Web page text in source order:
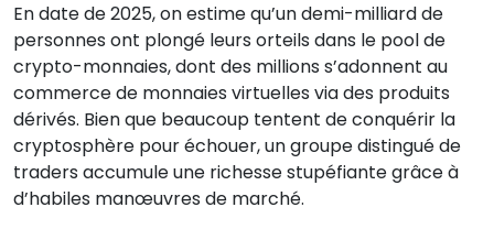
En date de 2025, on estime qu’un demi-milliard de
personnes ont plongé leurs orteils dans le pool de
crypto-monnaies, dont des millions s’adonnent au
commerce de monnaies virtuelles via des produits
dérivés. Bien que beaucoup tentent de conquérir la
cryptosphère pour échouer, un groupe distingué de
traders accumule une richesse stupéfiante grâce à
d’habiles manœuvres de marché.